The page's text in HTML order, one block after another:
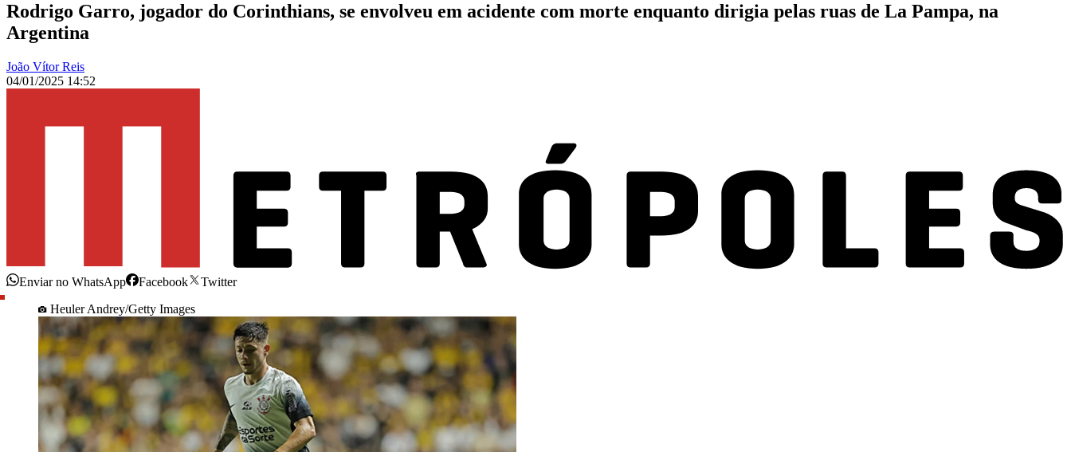
Rodrigo Garro, jogador do Corinthians, se envolveu em acidente com morte enquanto dirigia pelas ruas de La Pampa, na
Argentina
João Vítor Reis
04/01/2025 14:52
Enviar no WhatsApp Facebook
Twitter
Heuler Andrey/Getty Images